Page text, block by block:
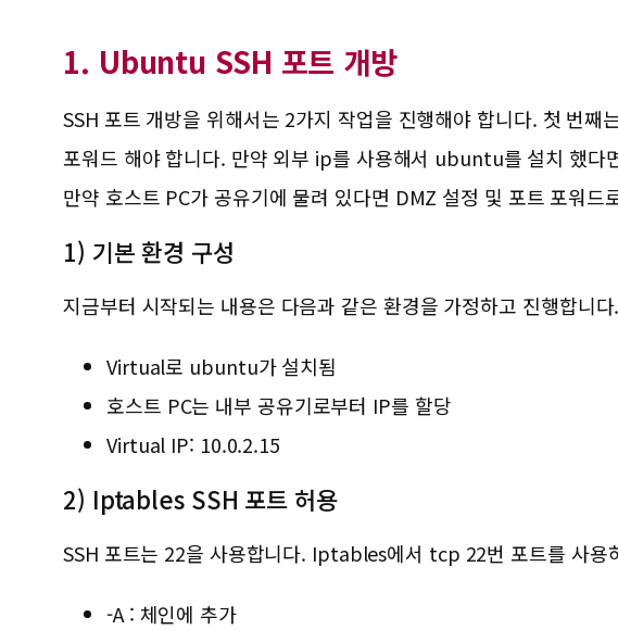
1. Ubuntu SSH 포트 개방
SSH 포트 개방을 위해서는 2가지 작업을 진행해야 합니다. 첫
포워드 해야 합니다. 만약 외부 ip를 사용해서 ubuntu를 설치 했다
만약 호스트 PC가 공유기에 물려 있다면 DMZ 설정 및 포트 포워
1) 기본 환경 구성
지금부터 시작되는 내용은 다음과 같은 환경을 가정하고 진행합니다.
Virtual로 ubuntu가 설치됨
호스트 PC는 내부 공유기로부터 IP를 할당
Virtual IP: 10.0.2.15
2) Iptables SSH 포트 허용
SSH 포트는 22을 사용합니다. Iptables에서 tcp 22번 포트를 사용
-A : 체인에 추가